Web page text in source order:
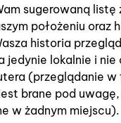
sugerowaną listę
położeniu oraz
historia
jedynie lokalnie i nie
(przeglądanie w
brane pod
w żadnym miejscu).